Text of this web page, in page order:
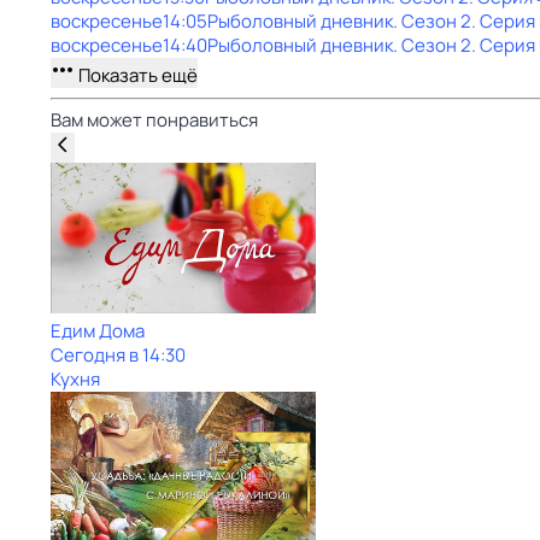
воскресенье14:05Рыболовный дневник. Сезон 2. Серия
воскресенье14:40Рыболовный дневник. Сезон 2. Серия
Показать ещё
Вам может понравиться
Едим Дома
Сегодня в 14:30
Кухня